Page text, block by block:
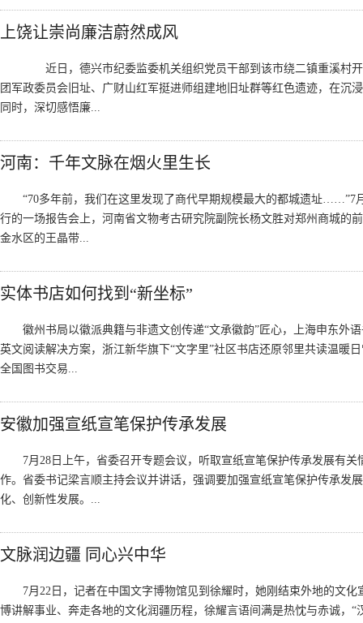
上饶让崇尚廉洁蔚然成风
近日，德兴市纪委监委机关组织党员干部到该市绕二镇重溪村
团军政委员会旧址、广财山红军挺进师组建地旧址群等红色遗迹，在沉
同时，深切感悟廉...
河南：千年文脉在烟火里生长
“70多年前，我们在这里发现了商代早期规模最大的都城遗址……”7
行的一场报告会上，河南省文物考古研究院副院长杨文胜对郑州商城
金水区的王晶带...
实体书店如何找到“新坐标”
徽州书局以徽派典籍与非遗文创传递“文承徽韵”匠心，上海申东外
英文阅读解决方案，浙江新华旗下“文字里”社区书店还原邻里共读温暖
全国图书交易...
安徽加强宣纸宣笔保护传承发展
7月28日上午，省委召开专题会议，听取宣纸宣笔保护传承发展有
作。省委书记梁言顺主持会议并讲话，强调要加强宣纸宣笔保护传承发
化、创新性发展。...
文脉润边疆 同心兴中华
7月22日，记者在中国文字博物馆见到徐耀时，她刚结束外地的
博讲解事业、奔走各地的文化润疆历程，徐耀言语间满是热忱与赤诚，“